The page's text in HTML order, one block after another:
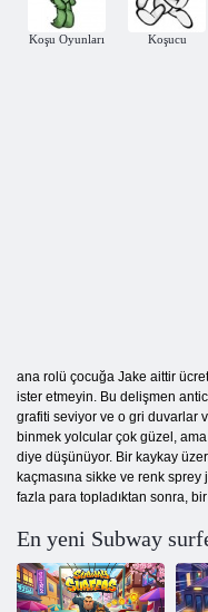
Koşu Oyunları Koşucu
ana rolü çocuğa Jake aittir
ister etmeyin. Bu delişmen
grafiti seviyor ve o gri duvarlar
binmek yolcular çok güzel,
diye düşünüyor. Bir kaykay
kaçmasına sikke ve renk
fazla para topladıktan sonra, bir
En yeni Subway